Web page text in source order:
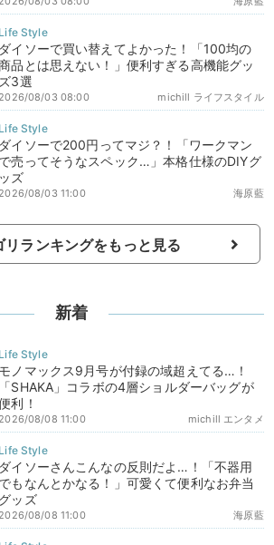
ダイソーで買い替えてよかった！「100均の
品とは思えない！」便利すぎる高機能グッ
ズ3選
michill ライフスタイル
2026/08/03 08:00
ダイソーで200円ってマジ？！「ワークマン
で売ってそうなスペック…」本格仕様のDIYグ
ッズ
海原藍
2026/08/03 11:00
リランキングをもっと見る
新着
モノマックス9月号が付録の域超えてる…！
「SHAKA」コラボの4層ショルダーバッグが
利！
michill エンタメ
2026/08/08 11:00
ダイソーさんこんなの反則だよ…！「不器用
でもなんとかなる！」可愛くて便利なお弁当
グッズ
海原藍
2026/08/08 11:00